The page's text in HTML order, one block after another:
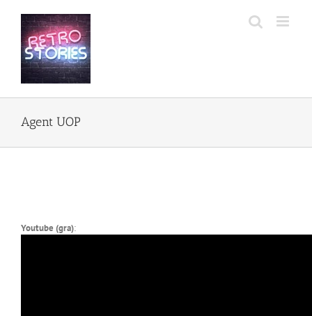
zawartości
Agent UOP
Youtube (gra):